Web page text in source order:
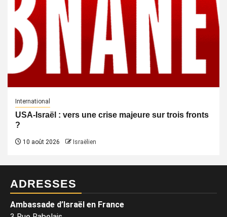
International
USA-Israël : vers une crise majeure sur trois fronts
?
10 août 2026 Israëlien
ADRESSES
Ambassade d’Israël en France